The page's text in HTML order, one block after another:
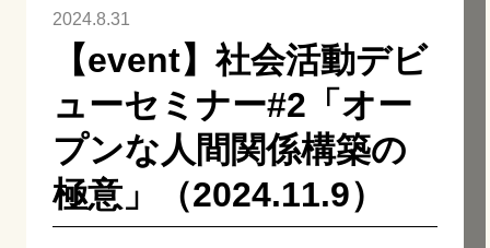
2024.8.31
【event】社会活動デビ
ューセミナー#2「オー
プンな人間関係構築の
極意」（2024.11.9）